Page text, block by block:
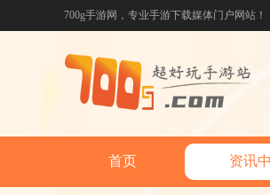
700g手游网，专业手游下载媒体门户网站！
首页 资讯